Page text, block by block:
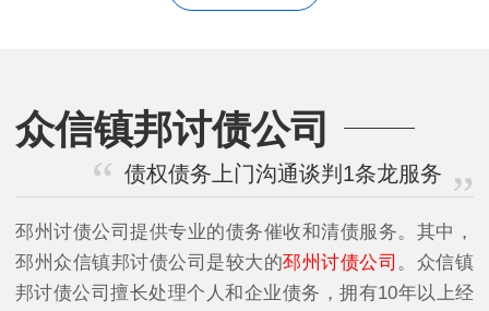
众信镇邦讨债公司
债权债务上门沟通谈判1条龙服务
邳州讨债公司提供专业的债务催收和清债服务。其中，
邳州众信镇邦讨债公司是较大的邳州讨债公司 。众信镇
邦讨债公司擅长处理个人和企业债务，拥有10年以上经